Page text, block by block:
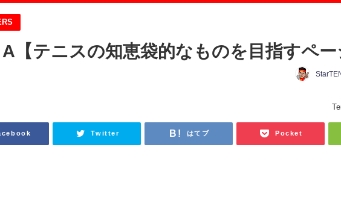
【テニスの知恵袋的なものを目指すペー
Twitter はてブ Pocket